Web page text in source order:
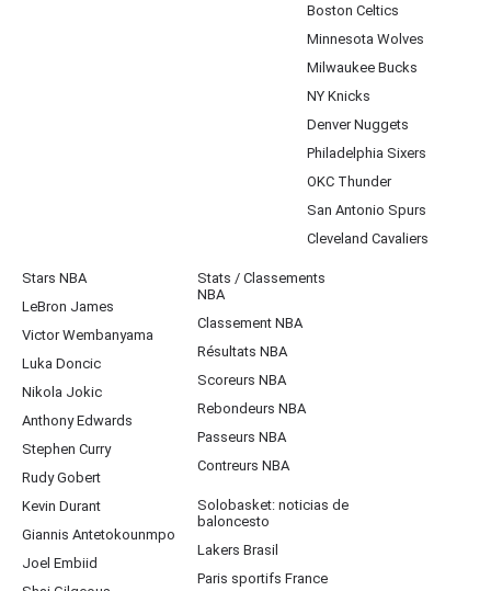
Boston Celtics
Minnesota Wolves
Milwaukee Bucks
NY Knicks
Denver Nuggets
Philadelphia Sixers
OKC Thunder
San Antonio Spurs
Cleveland Cavaliers
Stars NBA
LeBron James
Victor Wembanyama
Luka Doncic
Nikola Jokic
Anthony Edwards
Stephen Curry
Rudy Gobert
Kevin Durant
Giannis Antetokounmpo
Joel Embiid
Stats / Classements
NBA
Classement NBA
Résultats NBA
Scoreurs NBA
Rebondeurs NBA
Passeurs NBA
Contreurs NBA
Solobasket: noticias de
baloncesto
Lakers Brasil
Paris sportifs France